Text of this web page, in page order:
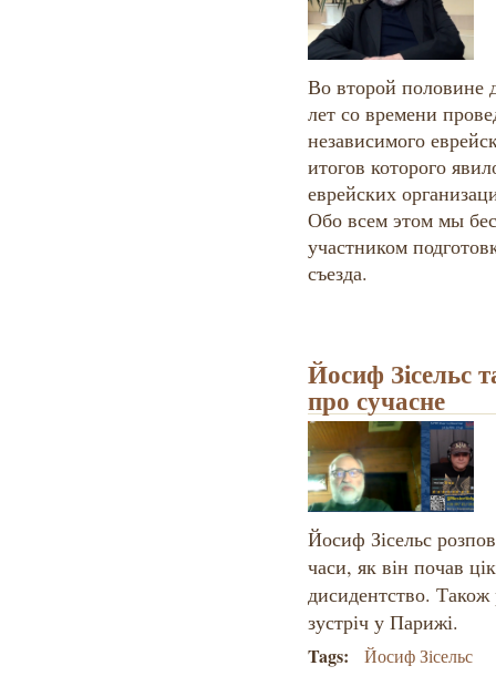
Во второй половине
лет со времени
независимого
итогов которого
еврейских
Обо всем этом мы
участником
съезда.
Йосиф Зісельс
про сучасне
Йосиф Зісельс
часи, як він почав
дисидентство.
зустріч у Парижі.
Tags: Йосиф Зісельс